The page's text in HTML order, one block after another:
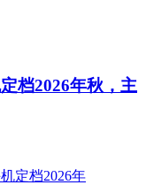
档2026年秋，主